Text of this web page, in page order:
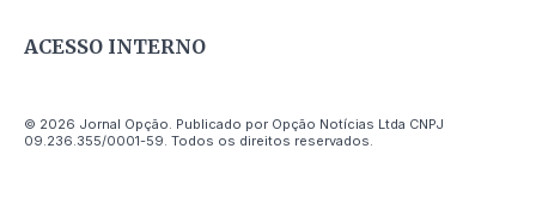
ACESSO INTERNO
© 2026 Jornal Opção. Publicado por Opção Notícias Ltda CNPJ
09.236.355/0001-59. Todos os direitos reservados.